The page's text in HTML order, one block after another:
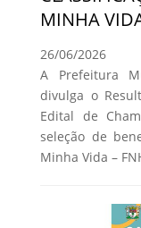
MINHA
26/06/2026
A Prefeitura
divulga o
Edital de
seleção de
Minha Vida –